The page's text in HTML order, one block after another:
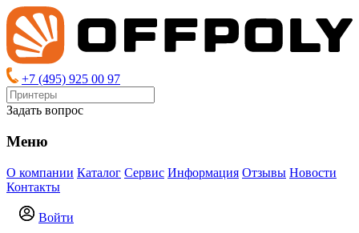
+7 (495) 925 00 97
Задать вопрос
Меню
О компании Каталог Сервис Информация Отзывы Новости
Контакты
Войти